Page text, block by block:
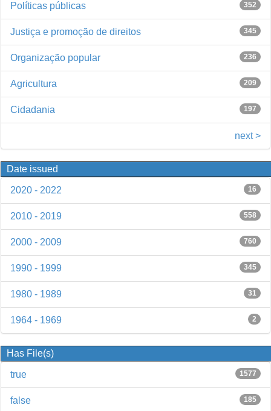
352
Políticas públicas
345
Justiça e promoção de direitos
236
Organização popular
209
Agricultura
197
Cidadania
next >
Date issued
16
2020 - 2022
558
2010 - 2019
760
2000 - 2009
345
1990 - 1999
31
1980 - 1989
2
1964 - 1969
Has File(s)
1577
true
185
false